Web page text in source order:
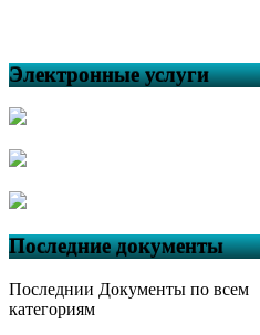
Электронные услуги
Последние документы
Последнии Документы по всем
категориям